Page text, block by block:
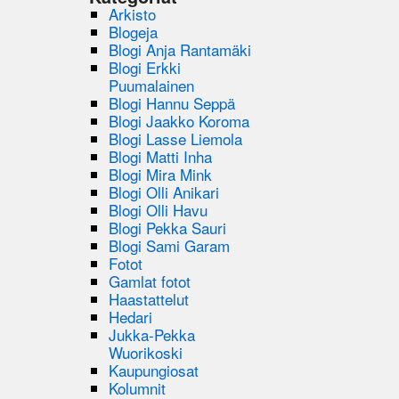
Arkisto
Blogeja
Blogi Anja Rantamäki
Blogi Erkki
Puumalainen
Blogi Hannu Seppä
Blogi Jaakko Koroma
Blogi Lasse Liemola
Blogi Matti Inha
Blogi Mira Mink
Blogi Olli Anikari
Blogi Olli Havu
Blogi Pekka Sauri
Blogi Sami Garam
Fotot
Gamlat fotot
Haastattelut
Hedari
Jukka-Pekka
Wuorikoski
Kaupungiosat
Kolumnit